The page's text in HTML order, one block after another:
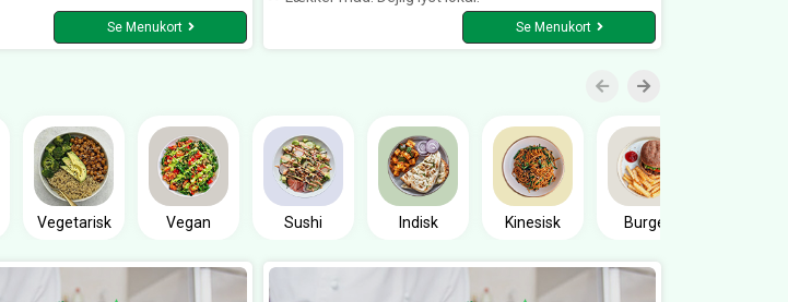
Se Menukort Se Menukort
Vegetarisk Vegan Sushi Indisk Kinesisk Burger